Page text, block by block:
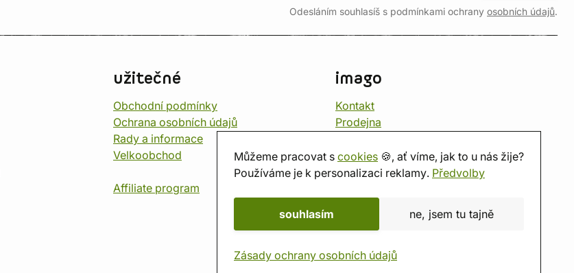
Můžeme pracovat s cookies 🍪, ať víme, jak to u nás žije?
Používáme je k personalizaci reklamy. Předvolby
souhlasím ne, jsem tu tajně
Zásady ochrany osobních údajů
Odesláním souhlasíš s podmínkami ochrany osobních údajů.
užitečné
Obchodní podmínky
Ochrana osobních údajů
Rady a informace
Velkoobchod
Affiliate program
imago
Kontakt
Prodejna
O nás
Hodnocení obchodu